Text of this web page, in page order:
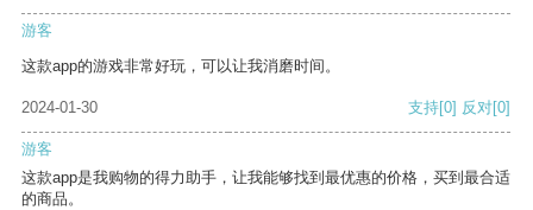
游客
这款app的游戏非常好玩，可以让我消磨时间。
2024-01-30 支持[0] 反对[0]
游客
这款app是我购物的得力助手，让我能够找到最优惠的价格，买到最合适
的商品。